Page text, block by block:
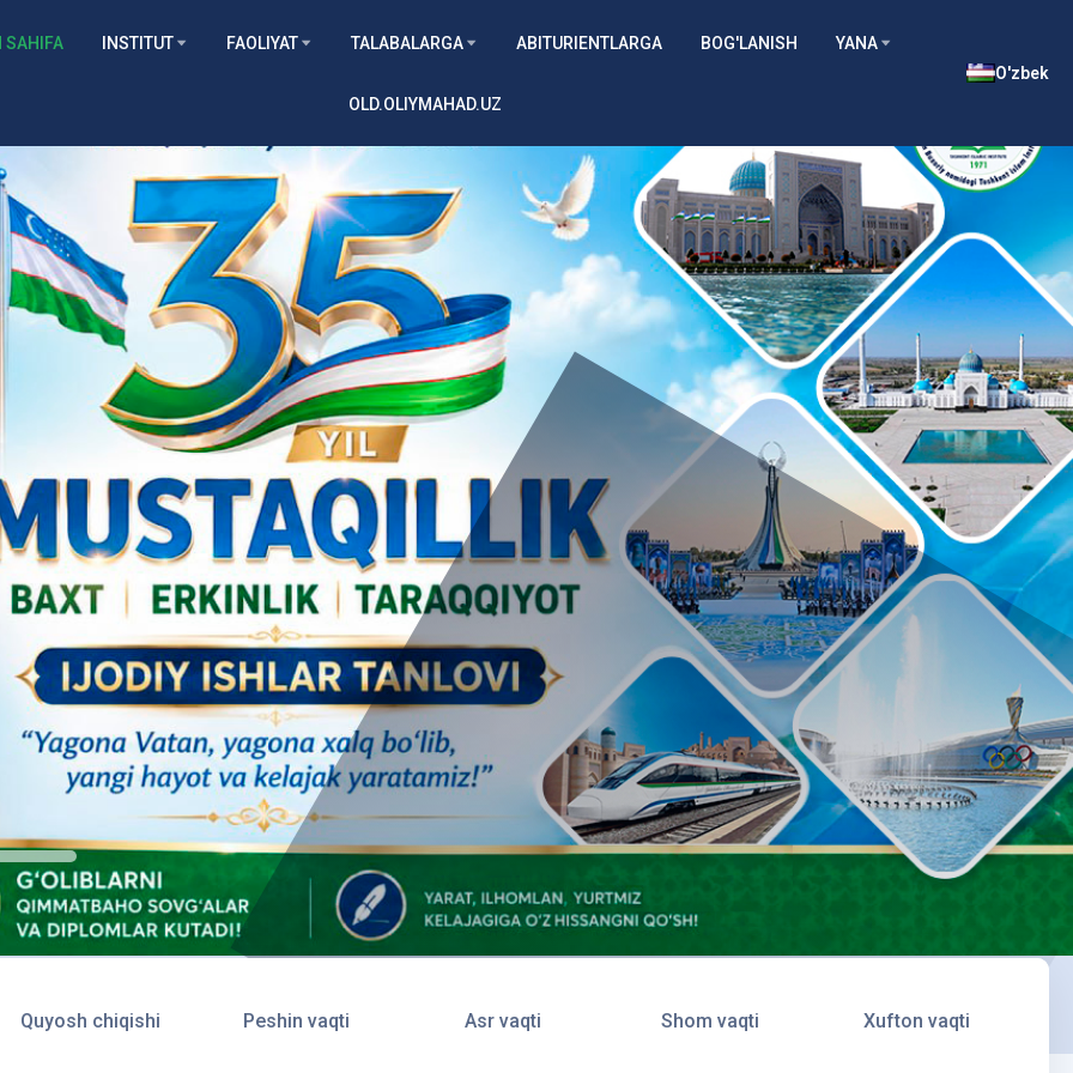
SAHIFA INSTITUT FAOLIYAT TALABALARGA ABITURIENTLARGA BOG'LANISH YANA
OLD.OLIYMAHAD.UZ
O'zbek
Quyosh chiqishi Peshin vaqti Asr vaqti Shom vaqti Xufton vaqti